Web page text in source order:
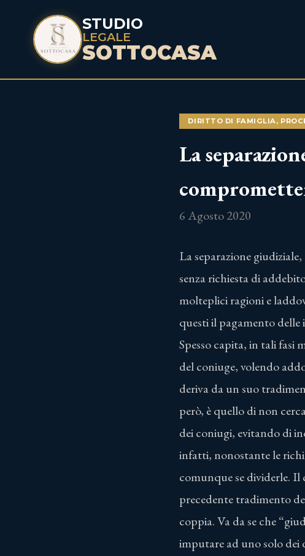
STUDIO
LEGALE
SOTTOCASA
DIRITTO DI FAMIGLIA,
La
6 Agosto 2020
La separazione
senza richiesta di
molteplici ragioni e
questi il pagamento delle
Spesso capita, in tali fasi
del coniuge, volendo
deriva da un suo
però, è quello di non
dei coniugi, evitando di
infatti, nonostante le
comunque se dividerle.
precedente tradimento
coppia. Va da se che
imputare ad uno solo